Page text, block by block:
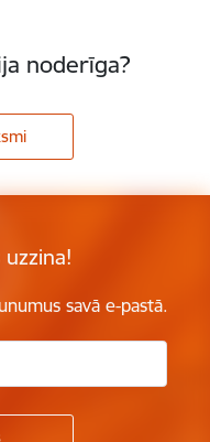
noderīga?
uzzina!
savā e-pastā.